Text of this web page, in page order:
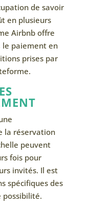
de savoir
en plusieurs
Airbnb offre
le paiement en
prises par
la réservation
peuvent
fois pour
invités. Il est
spécifiques des
possibilité.